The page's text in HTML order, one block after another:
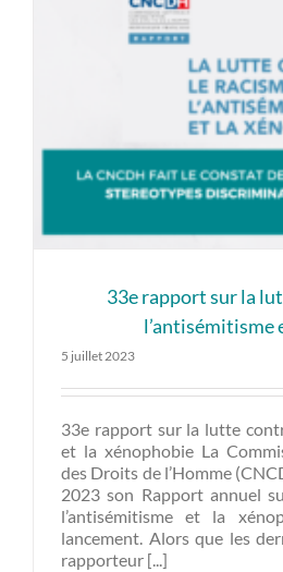
33e rapport sur la
l’antisémitisme
5 juillet 2023
33e rapport sur la lutte
et la xénophobie La
des Droits de l’Homme
2023 son Rapport annuel
l’antisémitisme et la
lancement. Alors que les
rapporteur [...]